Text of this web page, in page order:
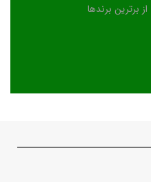
از برترین برندها